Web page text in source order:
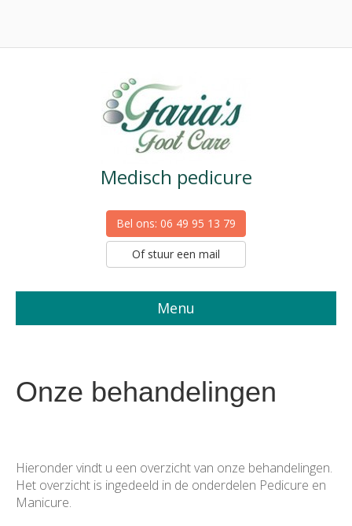
Medisch pedicure
Bel ons: 06 49 95 13 79
Of stuur een mail
Menu
Onze behandelingen
Hieronder vindt u een overzicht van onze behandelingen.
Het overzicht is ingedeeld in de onderdelen Pedicure en
Manicure.